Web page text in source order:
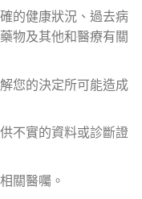
的健康狀況、過去病
物及其他和醫療有關
您的決定所可能造成
不實的資料或診斷證
關醫囑。